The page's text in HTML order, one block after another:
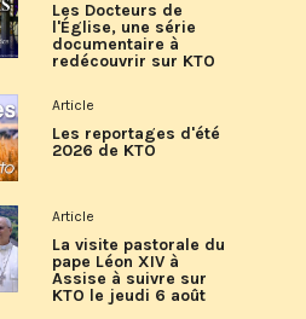
Les Docteurs de
l'Église, une série
documentaire à
redécouvrir sur KTO
Article
Les reportages d'été
2026 de KTO
Article
La visite pastorale du
pape Léon XIV à
Assise à suivre sur
KTO le jeudi 6 août